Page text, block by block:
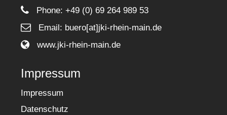
Phone:+49 (0) 69 264 989 53
Email: buero[at]jki-rhein-main.de
www.jki-rhein-main.de
Impressum
Impressum
Datenschutz